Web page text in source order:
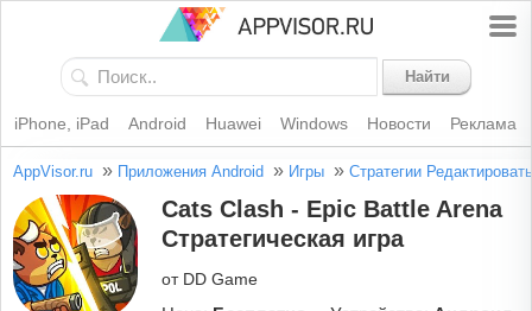
Найти
iPhone, iPad Android Huawei Windows Новости Реклама
AppVisor.ru » Приложения Android » Игры » Стратегии Редактировать
Cats Clash - Epic Battle Arena
Стратегическая игра
от DD Game